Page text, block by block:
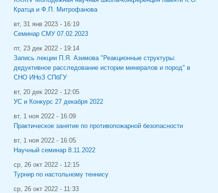
Кратца и Ф.П. Митрофанова
вт, 31 янв 2023 - 16:19
Семинар СМУ 07.02.2023
пт, 23 дек 2022 - 19:14
Запись лекции П.Я. Азимова "Реакционные структуры:
дедуктивное расследование истории минералов и пород" в
СНО ИНоЗ СПбГУ
вт, 20 дек 2022 - 12:05
УС и Конкурс 27 декабря 2022
вт, 1 ноя 2022 - 16:09
Практическое занятие по противопожарной безопасности
вт, 1 ноя 2022 - 16:05
Научный семинар 8.11.2022
ср, 26 окт 2022 - 12:15
Турнир по настольному теннису
ср, 26 окт 2022 - 11:33